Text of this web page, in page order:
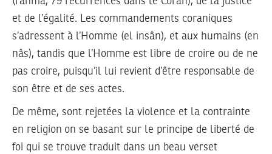
et de l’égalité. Les commandements coraniques
s’adressent à l’Homme (el insân), et aux humains (en
nâs), tandis que l’Homme est libre de croire ou de ne
pas croire, puisqu’il lui revient d’être responsable de
son être et de ses actes.
De même, sont rejetées la violence et la contrainte
en religion on se basant sur le principe de liberté de
foi qui se trouve traduit dans un beau verset